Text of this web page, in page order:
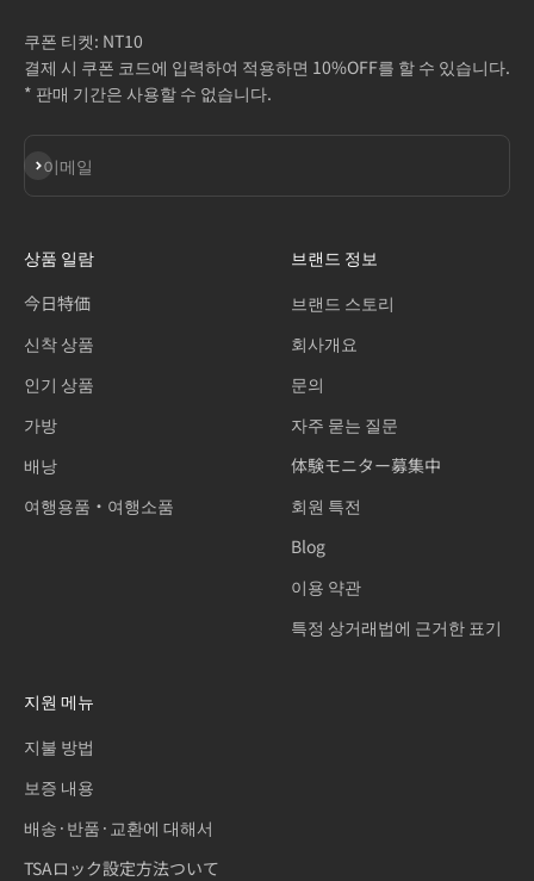
쿠폰 티켓: NT10
결제 시 쿠폰 코드에 입력하여 적용하면 10%OFF를 할 수 있습니다.
* 판매 기간은 사용할 수 없습니다.
이메일
구독
상품 일람
今日特価
신착 상품
인기 상품
가방
배낭
여행용품・여행소품
브랜드 정보
브랜드 스토리
회사개요
문의
자주 묻는 질문
体験モニター募集中
회원 특전
Blog
이용 약관
특정 상거래법에 근거한 표기
지원 메뉴
지불 방법
보증 내용
배송·반품·교환에 대해서
TSAロック設定方法ついて